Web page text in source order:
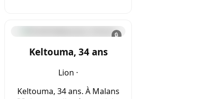
🔒
Keltouma, 34 ans
Lion ·
Keltouma, 34 ans. À Malans